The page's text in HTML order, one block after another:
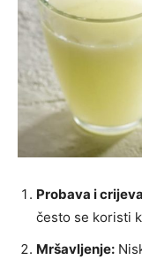
Probava i
često se koristi
Mršavljenje: